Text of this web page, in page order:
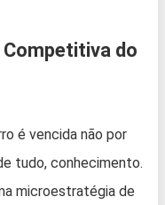
do
é vencida não por
tudo, conhecimento.
microestratégia de